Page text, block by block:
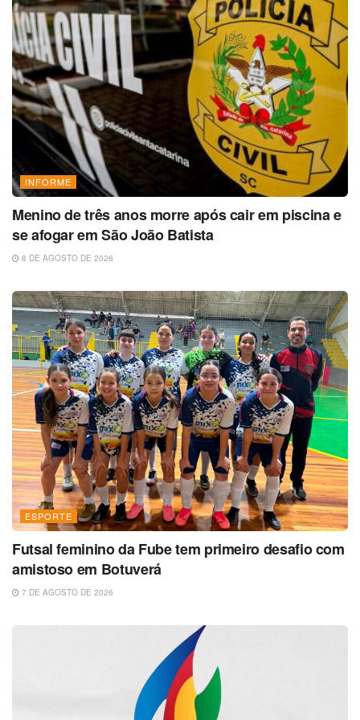
INFORME
Menino de três anos morre após cair em piscina e
se afogar em São João Batista
8 DE AGOSTO DE 2026
ESPORTE
Futsal feminino da Fube tem primeiro desafio com
amistoso em Botuverá
7 DE AGOSTO DE 2026